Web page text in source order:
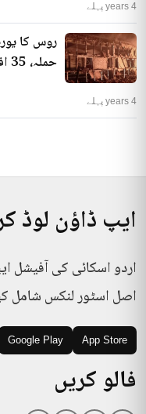
4 years پہلے
روس کا
حملہ، 35 افراد ہلاک
4 years پہلے
ایپ ڈاؤن لوڈ
اردو اسکائی کی آفیشل
اصل اسٹور لنکس شامل
App Store
Google Play
فالو کریں